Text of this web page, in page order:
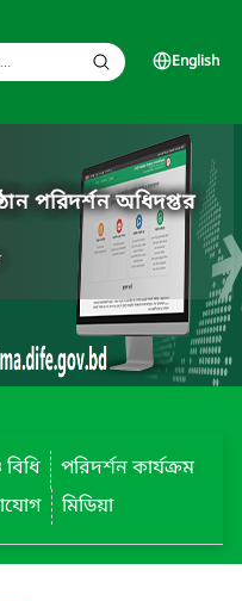
English
পরিদর্শন অধিদপ্তর
পরিদর্শন কার্যক্রম
মিডিয়া